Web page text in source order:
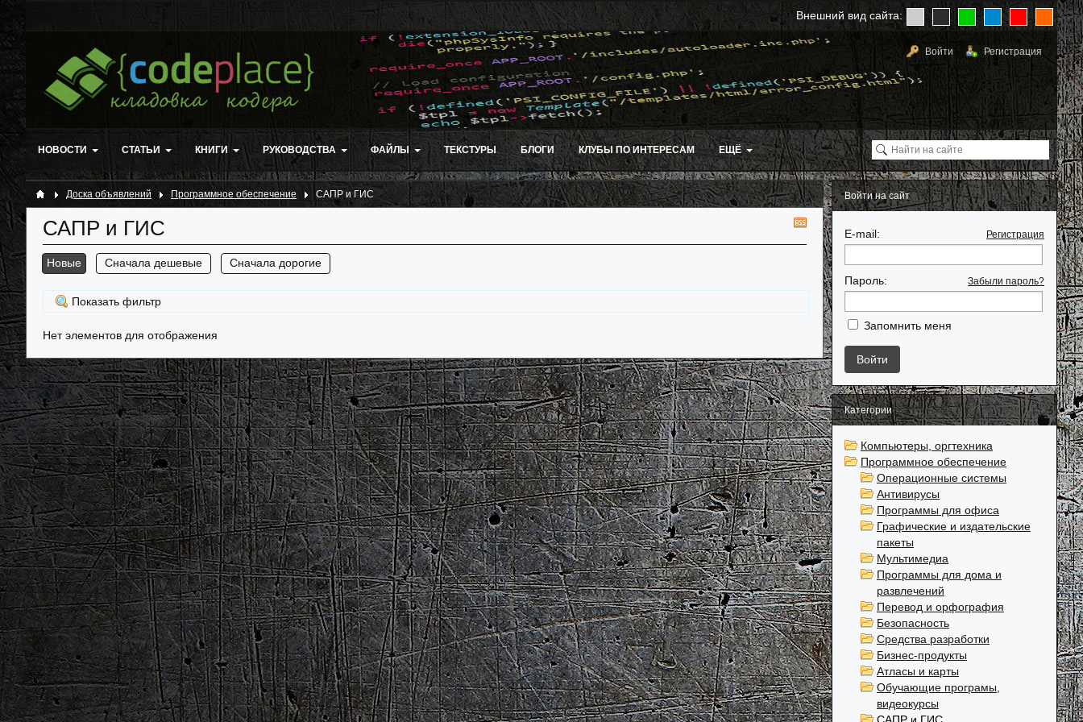
Внешний вид сайта:
Войти Регистрация
НОВОСТИ СТАТЬИ КНИГИ РУКОВОДСТВА ФАЙЛЫ ТЕКСТУРЫ БЛОГИ КЛУБЫ ПО ИНТЕРЕСАМ ЕЩЁ
Доска объявлений Программное обеспечение САПР и ГИС
RSS
САПР и ГИС
Новые Сначала дешевые Сначала дорогие
Показать фильтр
Нет элементов для отображения
Войти на сайт
E-mail: Регистрация
Пароль: Забыли пароль?
Запомнить меня
Категории
Компьютеры, оргтехника
Программное обеспечение
Операционные системы
Антивирусы
Программы для офиса
Графические и издательские
пакеты
Мультимедиа
Программы для дома и
развлечений
Перевод и орфография
Безопасность
Средства разработки
Бизнес-продукты
Атласы и карты
Обучающие програмы,
видеокурсы